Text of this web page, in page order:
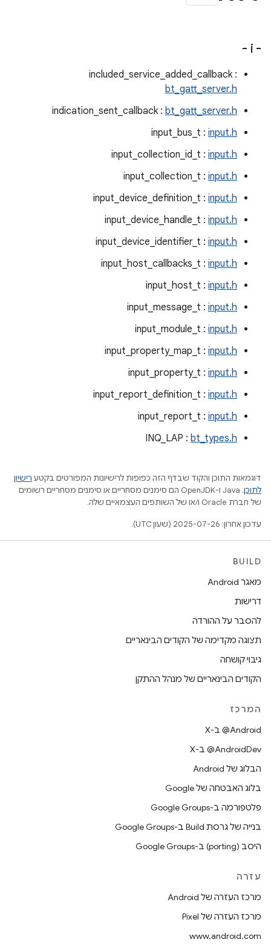
- i -
included_service_added_callback :
bt_gatt_server.h
indication_sent_callback : bt_gatt_server.h
input_bus_t : input.h
input_collection_id_t : input.h
input_collection_t : input.h
input_device_definition_t : input.h
input_device_handle_t : input.h
input_device_identifier_t : input.h
input_host_callbacks_t : input.h
input_host_t : input.h
input_message_t : input.h
input_module_t : input.h
input_property_map_t : input.h
input_property_t : input.h
input_report_definition_t : input.h
input_report_t : input.h
INQ_LAP : bt_types.h
דוגמאות התוכן והקוד שבדף הזה כפופות לרישיונות המפורטים בקטע רישיון
לתוכן
.‏ Java ו-OpenJDK הם סימנים מסחריים או סימנים מסחריים רשומים
של חברת Oracle ו/או של השותפים העצמאיים שלה.
עדכון אחרון: 2025-07-26 (שעון UTC).
BUILD
מאגר Android
דרישות
להסבר על ההורדה
תצוגה מקדימה של הקודים הבינאריים
גיבוי קושחה
הקודים הבינאריים של מנהל ההתקן
המרכז
‫‎@Android ב-X
‫‎@AndroidDev ב-X
הבלוג של Android
בלוג האבטחה של Google
פלטפורמה ב-Google Groups
בנייה של גרסת Build ב-Google Groups
היסב (porting) ב-Google Groups
עזרה
מרכז העזרה של Android
מרכז העזרה של Pixel
www.android.com